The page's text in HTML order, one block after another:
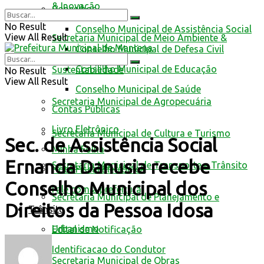
Conselhos
Conselho Municipal de Assistência Social
Conselho Municipal de Defesa Civil
Conselho Municipal de Educação
Conselho Municipal de Saúde
Contas Públicas
Livro Eletrônico
Minha Folha
Nota Fiscal Eletrônica
Fale com a prefeitura
Trânsito
Edital de Notificação
Identificacao do Condutor
& Inovação
Secretaria Municipal de Meio Ambiente &
Sustentabilidade
Secretaria Municipal de Agropecuária
Secretaria Municipal de Cultura e Turismo
Secretaria Municipal de Transporte e Trânsito
Secretaria Municipal de Planejamento e
Urbanismo
Secretaria Municipal de Obras
No Result
View All Result
No Result
View All Result
Sec. de Assistência Social
Ernanda Danusia recebe
Conselho Municipal dos
Direitos da Pessoa Idosa